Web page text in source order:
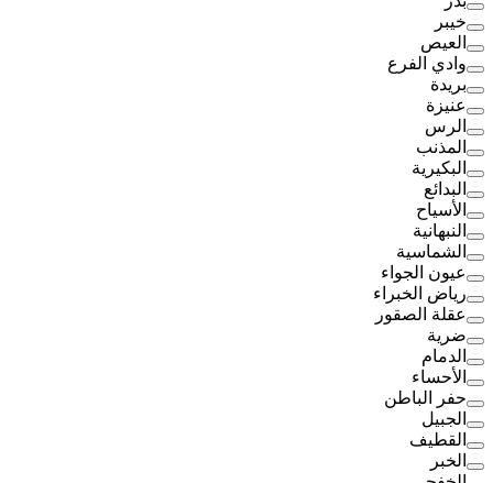
خيبر
العيص
وادي الفرع
بريدة
عنيزة
الرس
المذنب
البكيرية
البدائع
الأسياح
النبهانية
الشماسية
عيون الجواء
رياض الخبراء
عقلة الصقور
ضرية
الدمام
الأحساء
حفر الباطن
الجبيل
القطيف
الخبر